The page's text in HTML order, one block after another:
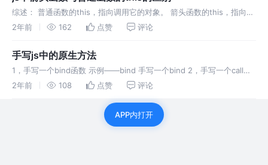
综述： 普通函数的this，指向调用它的对象。 箭头函数的this，指向最
近的一个this。（注意，只有全局作用域和函数里面才有this，所以，
2年前 162 点赞 评论
手写js中的原生方法
1，手写一个bind函数 示例——bind 手写一个bind 2，手写一个call函
数 示例——call 手写一个call 3，手写一个apply 示例--apply 手写一个
2年前 108 点赞 评论
APP内打开